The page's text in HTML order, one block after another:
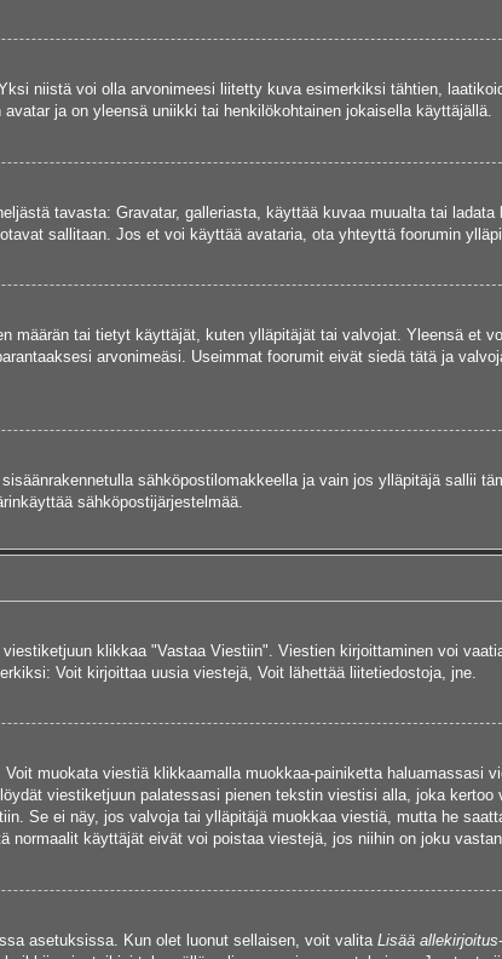
niistä voi olla arvonimeesi liitetty kuva esimerkiksi tähtien,
ja on yleensä uniikki tai henkilökohtainen jokaisella käyttäjällä.
tavasta: Gravatar, galleriasta, käyttää kuvaa muualta tai ladata
sallitaan. Jos et voi käyttää avataria, ota yhteyttä foorumin
tai tietyt käyttäjät, kuten ylläpitäjät tai valvojat. Yleensä et
arvonimeäsi. Useimmat foorumit eivät siedä tätä ja
sähköpostilomakkeella ja vain jos ylläpitäjä sallii
sähköpostijärjestelmää.
klikkaa "Vastaa Viestiin". Viestien kirjoittaminen voi
Voit kirjoittaa uusia viestejä, Voit lähettää liitetiedostoja, jne.
muokata viestiä klikkaamalla muokkaa-painiketta haluamassasi
viestiketjuun palatessasi pienen tekstin viestisi alla, joka kertoo
Se ei näy, jos valvoja tai ylläpitäjä muokkaa viestiä, mutta he
normaalit käyttäjät eivät voi poistaa viestejä, jos niihin on joku
asetuksissa. Kun olet luonut sellaisen, voit valita Lisää allekirjoitus